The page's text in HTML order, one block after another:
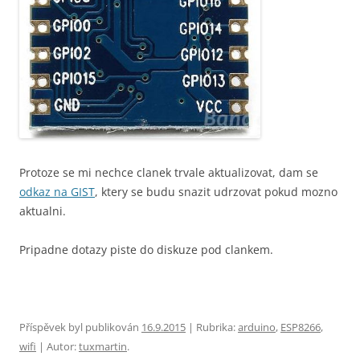
Protoze se mi nechce clanek trvale aktualizovat, dam se
odkaz na GIST, ktery se budu snazit udrzovat pokud mozno
aktualni.
Pripadne dotazy piste do diskuze pod clankem.
Příspěvek byl publikován 16.9.2015 | Rubrika:arduino, ESP8266,
wifi | Autor:tuxmartin.